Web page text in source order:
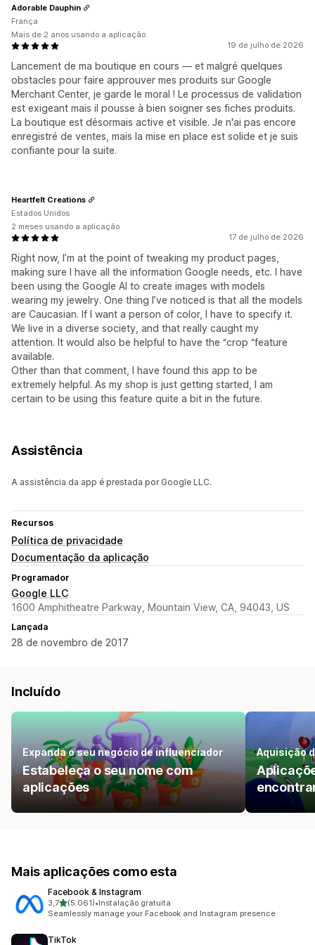
19 de julho de 2026
Lancement de ma boutique en cours — et malgré quelques
obstacles pour faire approuver mes produits sur Google
Merchant Center, je garde le moral ! Le processus de validation
est exigeant mais il pousse à bien soigner ses fiches produits.
La boutique est désormais active et visible. Je n'ai pas encore
enregistré de ventes, mais la mise en place est solide et je suis
confiante pour la suite.
Adorable Dauphin
França
Mais de 2 anos usando a aplicação
17 de julho de 2026
Right now, I’m at the point of tweaking my product pages,
making sure I have all the information Google needs, etc. I have
been using the Google AI to create images with models
wearing my jewelry. One thing I’ve noticed is that all the models
are Caucasian. If I want a person of color, I have to specify it.
We live in a diverse society, and that really caught my
attention. It would also be helpful to have the “crop “feature
available.
Other than that comment, I have found this app to be
extremely helpful. As my shop is just getting started, I am
certain to be using this feature quite a bit in the future.
Heartfelt Creations
Estados Unidos
2 meses usando a aplicação
Assistência
A assistência da app é prestada por Google LLC.
Recursos
Política de privacidade
Documentação da aplicação
Programador
Google LLC
1600 Amphitheatre Parkway, Mountain View, CA, 94043, US
Lançada
28 de novembro de 2017
Incluído
Expanda o seu negócio de influenciador
Estabeleça o seu nome com
aplicações
Aquisição
Mais aplicações como esta
Facebook & Instagram
3,7de 5 estrelas
(5.061)
5061 total de avaliações
•Instalação gratuita
Seamlessly manage your Facebook and Instagram presence
TikTok